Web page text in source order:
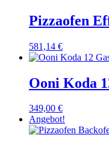
Pizzaofen
581,14 €
Ooni Koda
349,00 €
Angebot!